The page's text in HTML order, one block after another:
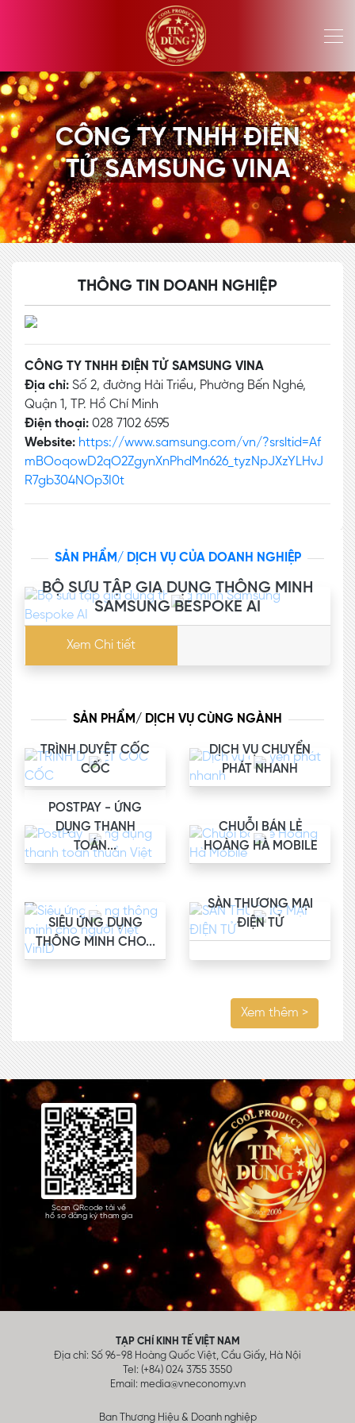
CÔNG TY TNHH ĐIỆN
TỬ SAMSUNG VINA
THÔNG TIN DOANH NGHIỆP
CÔNG TY TNHH ĐIỆN TỬ SAMSUNG VINA
Địa chỉ: Số 2, đường Hải Triều, Phường Bến Nghé,
Quận 1, TP. Hồ Chí Minh
Điện thoại: 028 7102 6595
Website: https://www.samsung.com/vn/?srsltid=Af
mBOoqowD2qO2ZgynXnPhdMn626_tyzNpJXzYLHvJ
R7gb304NOp3I0t
SẢN PHẨM/ DỊCH VỤ CỦA DOANH NGHIỆP
BỘ SƯU TẬP GIA DỤNG THÔNG MINH
SAMSUNG BESPOKE AI
Xem Chi tiết
SẢN PHẨM/ DỊCH VỤ CÙNG NGÀNH
TRÌNH DUYỆT CỐC
CỐC
DỊCH VỤ CHUYỂN
PHÁT NHANH
POSTPAY - ỨNG
DỤNG THANH
TOÁN...
CHUỖI BÁN LẺ
HOÀNG HÀ MOBILE
SIÊU ỨNG DỤNG
THÔNG MINH CHO...
SÀN THƯƠNG MẠI
ĐIỆN TỬ
Xem thêm >
Scan QRcode tải về
hồ sơ đăng ký tham gia
TẠP CHÍ KINH TẾ VIỆT NAM
Địa chỉ: Số 96-98 Hoàng Quốc Việt, Cầu Giấy, Hà Nội
Tel: (+84) 024 3755 3550
Email: media@vneconomy.vn
Ban Thương Hiệu & Doanh nghiệp